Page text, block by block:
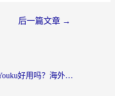
后一篇文章 →
ChickCN和Unblock Youku好用吗？海外党亲测3款回国加速器，附iOS免费选择指南